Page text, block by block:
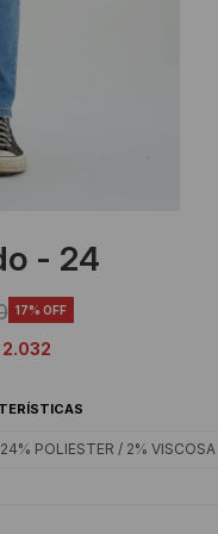
- 24
17
2.032
POLIESTER / 2%